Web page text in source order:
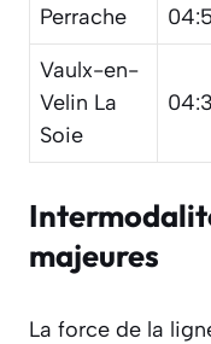
Perrache
Vaulx-en-
Velin La
Soie
majeures
La force de la